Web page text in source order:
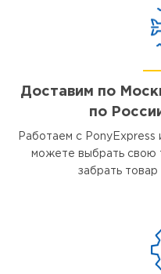
Доставим по
по
Работаем с
можете выбрать свою
забрать